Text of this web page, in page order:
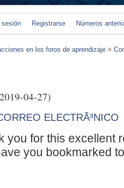
sesión Registrarse Números
en los foros de aprendizaje >
04-27)
ELECTRÃ³NICO
you for this excellent
you bookmarked